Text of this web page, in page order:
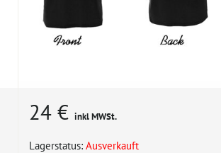
24 € inkl MWSt.
Lagerstatus: Ausverkauft